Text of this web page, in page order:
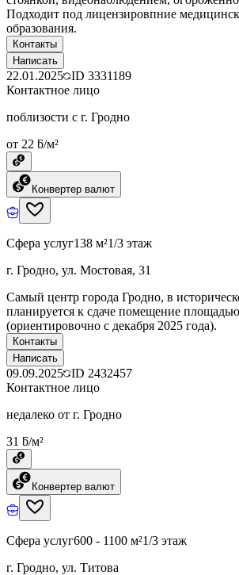
Подходит под лицензировпние
образования.
Контакты
Написать
22.01.2025 ID 3331189
Контактное лицо
поблизости с г. Гродно
от 22 ƃ/м²
Конвертер валют
Сфера услуг138 м²1/3 этаж
г. Гродно, ул. Мостовая, 31
Самый центр города Гродно, в
планируется к сдаче помещение
(ориентировочно с декабря 2025 года).
Контакты
Написать
09.09.2025 ID 2432457
Контактное лицо
недалеко от г. Гродно
31 ƃ/м²
Конвертер валют
Сфера услуг600 - 1100 м²1/3 этаж
г. Гродно, ул. Титова